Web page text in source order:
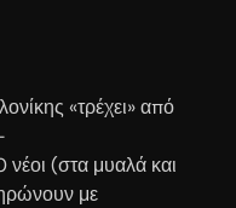
«τρέχει» από
(στα μυαλά και
με